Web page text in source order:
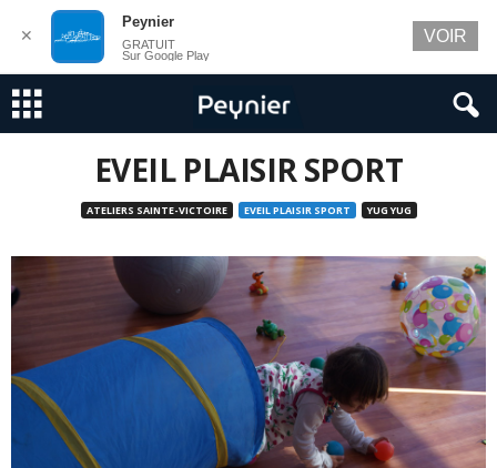
EVEIL PLAISIR SPORT
ATELIERS SAINTE-VICTOIRE EVEIL PLAISIR SPORT YUG YUG
✕
Peynier
GRATUIT
Sur Google Play
VOIR